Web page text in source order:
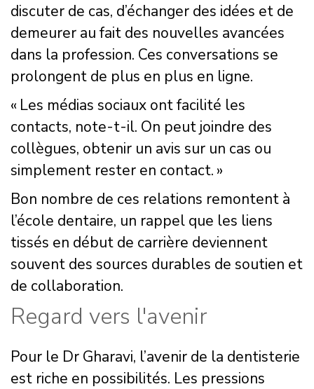
discuter de cas, d’échanger des idées et de
demeurer au fait des nouvelles avancées
dans la profession. Ces conversations se
prolongent de plus en plus en ligne.
« Les médias sociaux ont facilité les
contacts, note-t-il. On peut joindre des
collègues, obtenir un avis sur un cas ou
simplement rester en contact. »
Bon nombre de ces relations remontent à
l’école dentaire, un rappel que les liens
tissés en début de carrière deviennent
souvent des sources durables de soutien et
de collaboration.
Regard vers l'avenir
Pour le Dr Gharavi, l’avenir de la dentisterie
est riche en possibilités. Les pressions